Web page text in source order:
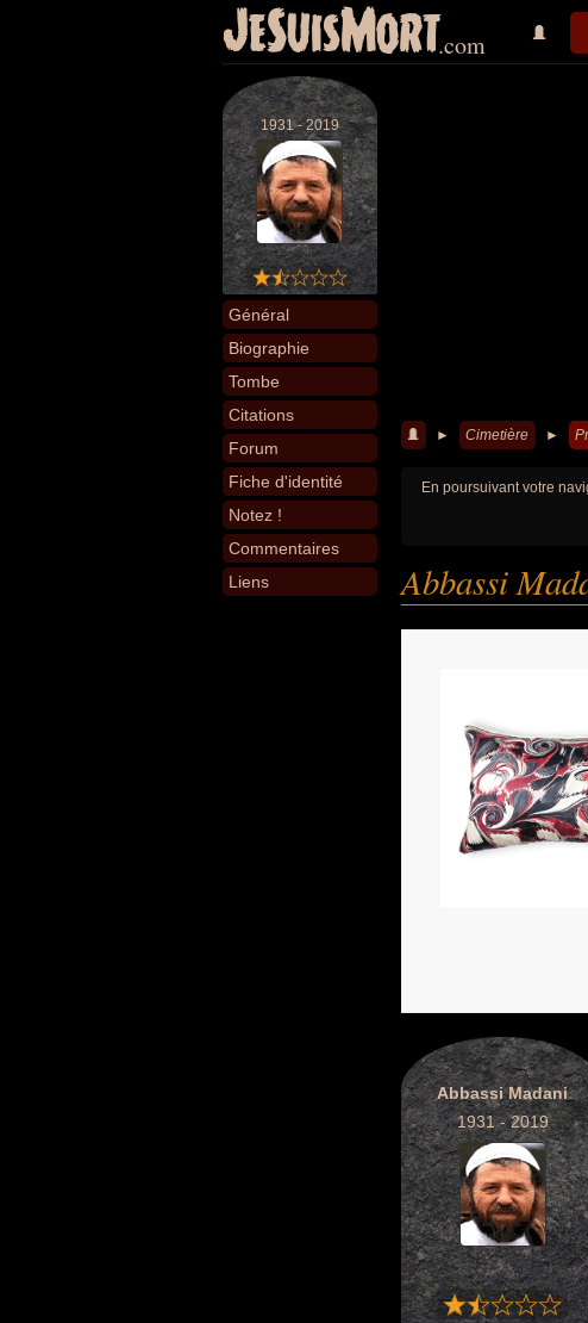
JeSuisMort.com
1931 - 2019
Général
Biographie
Tombe
Citations
Forum
Fiche d'identité
Notez !
Commentaires
Liens
► Cimetière ►
En poursuivant votre
Abbassi
Abbassi Madani
1931 - 2019